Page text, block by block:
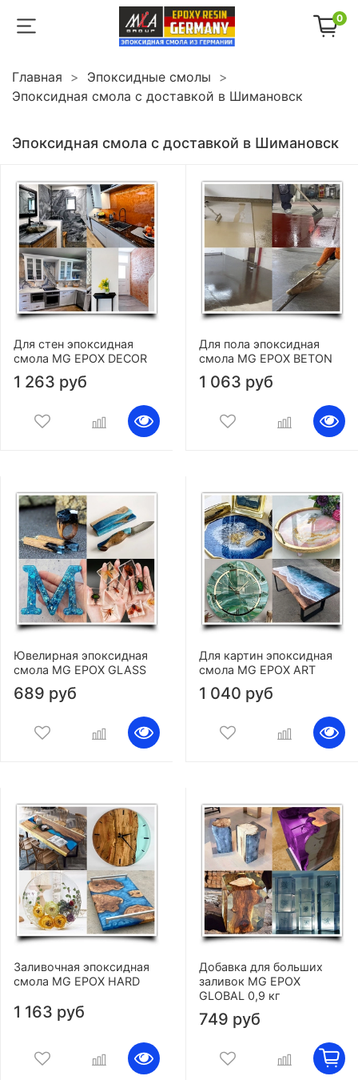
0
Главная
Эпоксидные смолы
Эпоксидная смола с доставкой в Шимановск
Эпоксидная смола с доставкой в Шимановск
Для стен эпоксидная
смола MG EPOX DECOR
1 263 руб
Для пола эпоксидная
смола MG EPOX BETON
1 063 руб
Ювелирная эпоксидная
смола MG EPOX GLASS
689 руб
Для картин эпоксидная
смола MG EPOX ART
1 040 руб
Заливочная эпоксидная
смола MG EPOX HARD
1 163 руб
Добавка для больших
заливок MG EPOX
GLOBAL 0,9 кг
749 руб